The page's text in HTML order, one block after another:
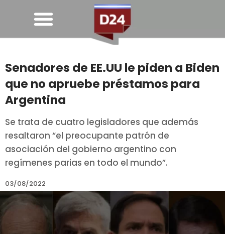
Senadores de EE.UU le piden a Biden
que no apruebe préstamos para
Argentina
Se trata de cuatro legisladores que además
resaltaron “el preocupante patrón de
asociación del gobierno argentino con
regímenes parias en todo el mundo”.
03/08/2022